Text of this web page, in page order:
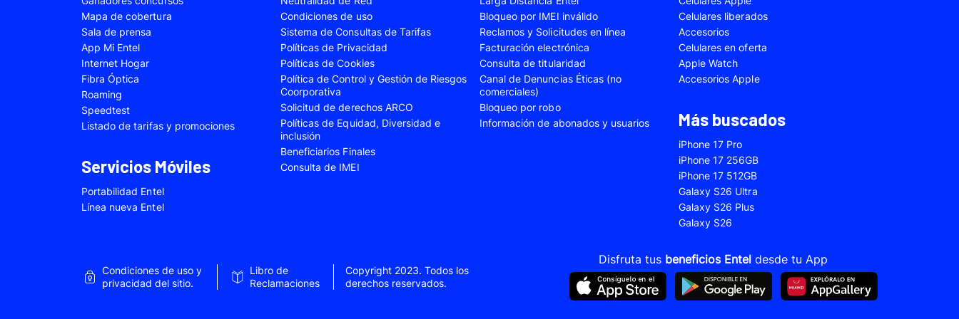
Samsung Galaxy A22
Samsung Galaxy A23 Samsung Galaxy A24 Samsung Galaxy A25
Samsung Galaxy A33
Samsung Galaxy A34
Samsung Galaxy A35 Samsung Galaxy A52 Samsung Galaxy A52s
Samsung Galaxy A53
Samsung Galaxy A54
Samsung Galaxy A55 Samsung Galaxy S20 Fe Samsung Galaxy S21 Fe
Samsung Galaxy S22
Samsung Galaxy S22 Plus
Samsung Galaxy S22 Ultra Samsung Galaxy S23 Samsung Galaxy S23 Plus
Samsung Galaxy S23 Ultra
Samsung Galaxy S23 Fe
Samsung Galaxy S24 Samsung Galaxy S24 Plus Samsung Galaxy S24 Ultra
Samsung Galaxy Z Flip 4
Samsung Galaxy Z Flip 5 Samsung Galaxy Z Fold 5
VIVO V30 SE
VIVO Y28s
Xiaomi 12T
Xiaomi 12T Pro
Xiaomi Redmi A1
Xiaomi Redmi 10A
Xiaomi Redmi 13C
Xiaomi Redmi 14C
Xiaomi Redmi Note 9 Pro
Xiaomi Redmi Note 10 Xiaomi Redmi Note 10 Pro Xiaomi Redmi Note 10s
Xiaomi Redmi Note 11
Xiaomi Redmi Note 12s Xiaomi Redmi Note 13
Mapa de cobertura
Sala de prensa
App Mi Entel
Internet Hogar
Fibra Óptica
Roaming
Speedtest
Listado de tarifas y promociones
Servicios Móviles
Portabilidad Entel
Línea nueva Entel
Condiciones de uso
Sistema de Consultas de Tarifas
Políticas de Privacidad
Políticas de Cookies
Política de Control y Gestión de Riesgos
Coorporativa
Solicitud de derechos ARCO
Políticas de Equidad, Diversidad e
inclusión
Beneficiarios Finales
Consulta de IMEI
Bloqueo por IMEI inválido
Reclamos y Solicitudes en línea
Facturación electrónica
Consulta de titularidad
Canal de Denuncias Éticas (no
comerciales)
Bloqueo por robo
Información de abonados y usuarios
Celulares liberados
Accesorios
Celulares en oferta
Apple Watch
Accesorios Apple
Más buscados
iPhone 17 Pro
iPhone 17 256GB
iPhone 17 512GB
Galaxy S26 Ultra
Galaxy S26 Plus
Galaxy S26
Condiciones de uso y
privacidad del sitio.
Libro de
Reclamaciones
Copyright 2023. Todos los
derechos reservados.
Disfruta tus beneficios Enteldesde tu App